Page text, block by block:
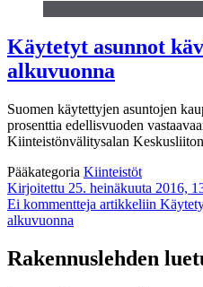
Käytetyt asunnot
alkuvuonna
Suomen käytettyjen asuntojen
prosenttia edellisvuoden
Kiinteistönvälitysalan
Pääkategoria Kiinteistöt
Kirjoitettu 25. heinäkuuta 2016,
Ei kommentteja artikkeliin
alkuvuonna
Rakennuslehden